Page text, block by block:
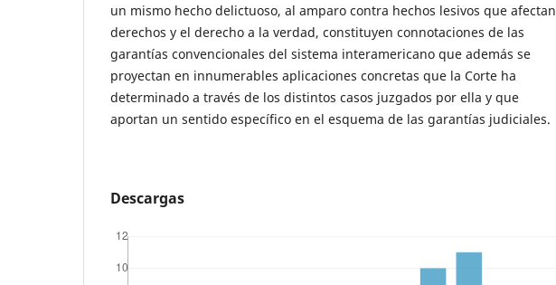
un mismo hecho delictuoso, al amparo contra hechos lesivos que afectan
derechos y el derecho a la verdad, constituyen connotaciones de las
garantías convencionales del sistema interamericano que además se
proyectan en innumerables aplicaciones concretas que la Corte ha
determinado a través de los distintos casos juzgados por ella y que
aportan un sentido específico en el esquema de las garantías judiciales.
Descargas